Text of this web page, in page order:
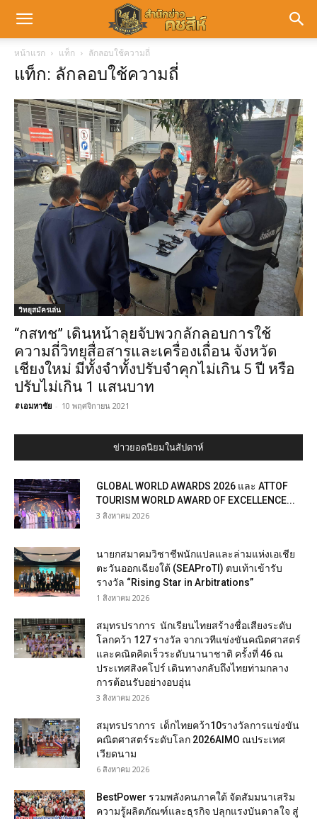
หน้าแรก แท็ก ลักลอบใช้ความถี่
แท็ก: ลักลอบใช้ความถี่
วิทยุสมัครเล่น
“กสทช” เดินหน้าลุยจับพวกลักลอบการใช้
ความถี่วิทยุสื่อสารและเครื่องเถื่อน จังหวัด
เชียงใหม่ มีทั้งจำทั้งปรับจำคุกไม่เกิน 5 ปี หรือ
ปรับไม่เกิน 1 แสนบาท
#เอมหาชัย - 10 พฤศจิกายน 2021
ข่าวยอดนิยมในสัปดาห์
GLOBAL WORLD AWARDS 2026 และ ATTOF
TOURISM WORLD AWARD OF EXCELLENCE...
3 สิงหาคม 2026
นายกสมาคมวิชาชีพนักแปลและล่ามแห่งเอเชีย
ตะวันออกเฉียงใต้ (SEAProTI) ตบเท้าเข้ารับ
รางวัล “Rising Star in Arbitrations”
1 สิงหาคม 2026
สมุทรปราการ นักเรียนไทยสร้างชื่อเสียงระดับ
โลกคว้า 127 รางวัล จากเวทีแข่งขันคณิตศาสตร์
และคณิตคิดเร็วระดับนานาชาติ ครั้งที่ 46 ณ
ประเทศสิงคโปร์ เดินทางกลับถึงไทยท่ามกลาง
การต้อนรับอย่างอบอุ่น
3 สิงหาคม 2026
สมุทรปราการ เด็กไทยคว้า10รางวัลการแข่งขัน
คณิตศาสตร์ระดับโลก 2026AIMO ณประเทศ
เวียดนาม
6 สิงหาคม 2026
BestPower รวมพลังคนภาคใต้ จัดสัมมนาเสริม
ความรู้ผลิตภัณฑ์และธุรกิจ ปลุกแรงบันดาลใจ สู่